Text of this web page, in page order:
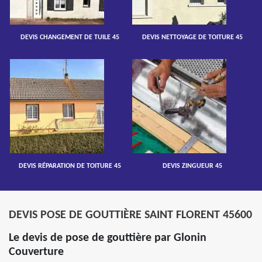
DEVIS CHANGEMENT DE TUILE 45 DEVIS NETTOYAGE DE TOITURE 45
DEVIS RÉPARATION DE TOITURE 45 DEVIS ZINGUEUR 45
DEVIS POSE DE GOUTTIÈRE SAINT FLORENT 45600
Le devis de pose de gouttière par Glonin
Couverture